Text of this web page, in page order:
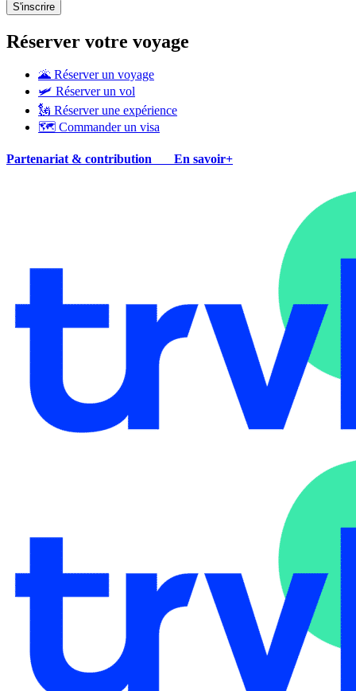
Réserver votre voyage
🌋 Réserver un voyage
🛩 Réserver un vol
🗽 Réserver une expérience
🗺 Commander un visa
Partenariat & contribution En savoir+